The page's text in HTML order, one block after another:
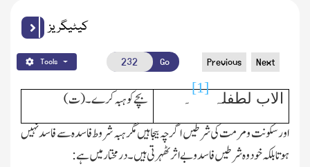
کیٹیگریز
Tools Go Previous Next
الاب لطفلہ
[1]
۔
بچے کو ہبہ کرے۔(ت)
اور سکونت ومرمت کی شرطیں اگرچہ بیجاہیں مگر ہبہ شروط فاسدہ سے فاسد نہیں
ہوتا بلکہ خود وہ شرطیں فاسد و بے اثر ٹھہرتی ہیں۔درمختار میں ہے: